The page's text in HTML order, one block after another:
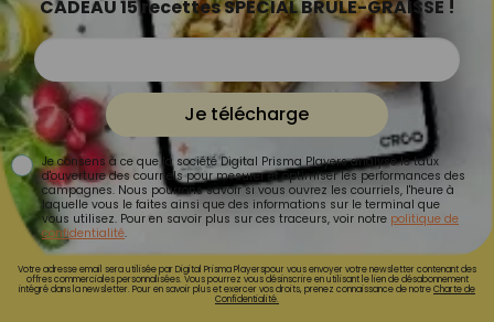
CADEAU 15 recettes SPÉCIAL BRÛLE-GRAISSE !
Je télécharge
Je consens à ce que la société Digital Prisma Players analyse le taux
d'ouverture des courriels pour mesurer et optimiser les performances des
campagnes. Nous pourrons savoir si vous ouvrez les courriels, l'heure à
laquelle vous le faites ainsi que des informations sur le terminal que
vous utilisez. Pour en savoir plus sur ces traceurs, voir notre politique de
confidentialité.
Votre adresse email sera utilisée par Digital Prisma Playerspour vous envoyer votre newsletter contenant des
offres commerciales personnalisées. Vous pourrez vous désinscrire en utilisant le lien de désabonnement
intégré dans la newsletter. Pour en savoir plus et exercer vos droits, prenez connaissance de notreCharte de
Confidentialité.